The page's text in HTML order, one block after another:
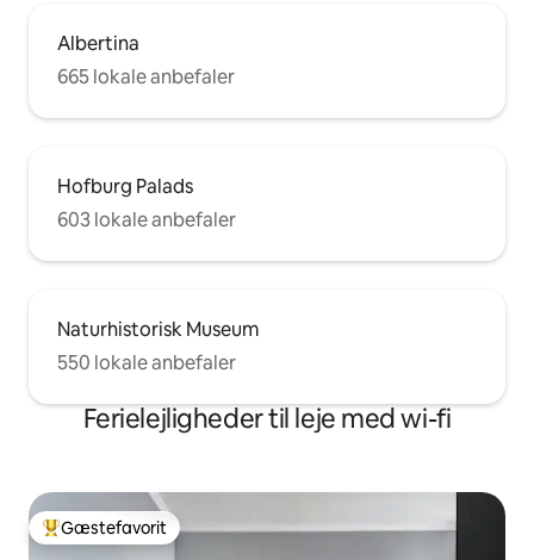
Albertina
665 lokale anbefaler
Hofburg Palads
603 lokale anbefaler
Naturhistorisk Museum
550 lokale anbefaler
Ferielejligheder til leje med wi-fi
Bedste gæstefavorit
Gæstefavorit